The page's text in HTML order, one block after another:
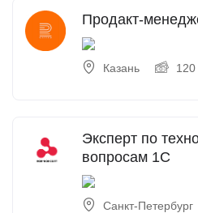
Продакт-
Казань 120
Эксперт по
вопросам 1С
Санкт-Петербург